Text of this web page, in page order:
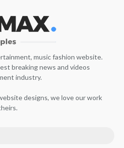
music fashion website.
breaking news and videos
industry.
designs, we love our work